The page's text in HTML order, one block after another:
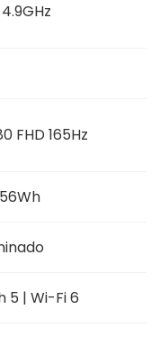
FHD 165Hz
5 | Wi-Fi 6